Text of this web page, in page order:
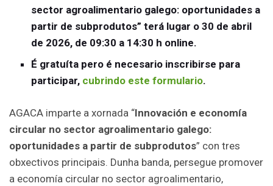
sector agroalimentario galego: oportunidades a
partir de subprodutos” terá lugar o 30 de abril
de 2026, de 09:30 a 14:30 h online.
É gratuíta pero é necesario inscribirse para
participar, cubrindo este formulario.
AGACA imparte a xornada “Innovación e economía
circular no sector agroalimentario galego:
oportunidades a partir de subprodutos” con tres
obxectivos principais. Dunha banda, persegue promover
a economía circular no sector agroalimentario,